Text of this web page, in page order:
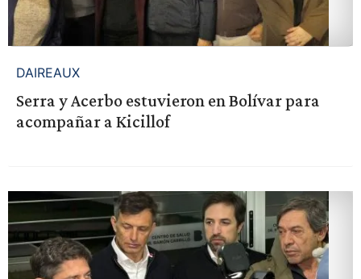
DAIREAUX
Serra y Acerbo estuvieron en Bolívar para
acompañar a Kicillof